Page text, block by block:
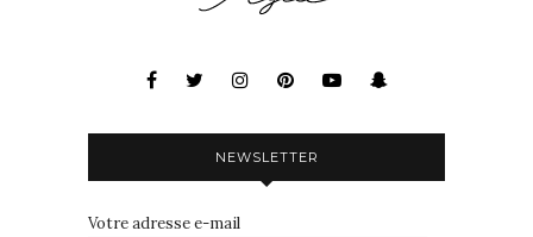
NEWSLETTER
Votre adresse e-mail